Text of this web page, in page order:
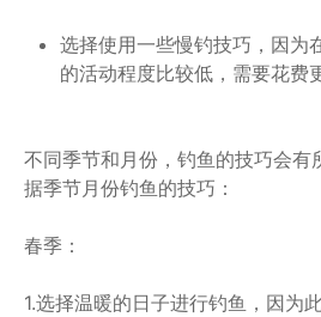
选择使用一些慢钓技巧，因为
的活动程度比较低，需要花费
不同季节和月份，钓鱼的技巧会有
据季节月份钓鱼的技巧：
春季：
1.选择温暖的日子进行钓鱼，因为